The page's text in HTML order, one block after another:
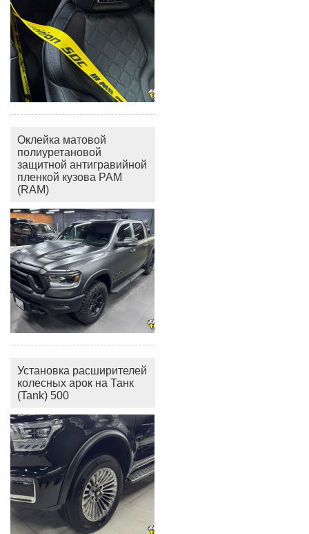
Оклейка матовой
полиуретановой
защитной антигравийной
пленкой кузова РАМ
(RAM)
Установка расширителей
колесных арок на Танк
(Tank) 500